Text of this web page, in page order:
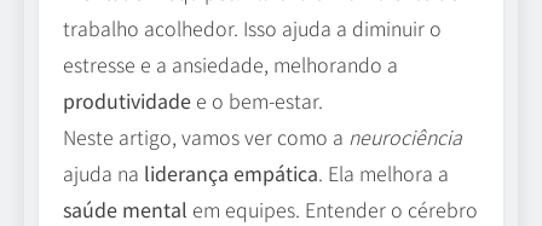
trabalho acolhedor. Isso ajuda a diminuir o
estresse e a ansiedade, melhorando a
produtividade e o bem-estar.
Neste artigo, vamos ver como a neurociência
ajuda na liderança empática. Ela melhora a
saúde mental em equipes. Entender o cérebro